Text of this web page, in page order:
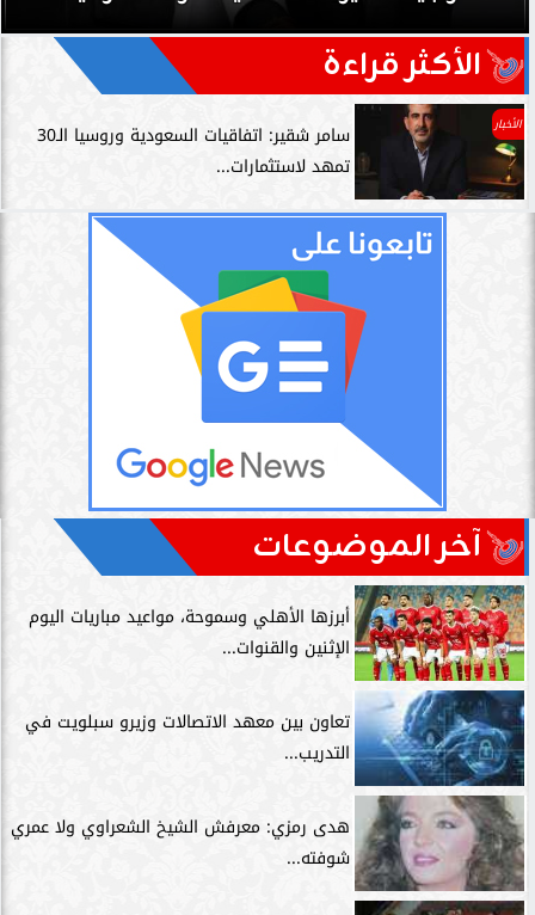
الأكثر قراءة
الأخبار
سامر شقير: اتفاقيات السعودية وروسيا الـ30
تمهد لاستثمارات...
آخر الموضوعات
أبرزها الأهلي وسموحة، مواعيد مباريات اليوم
الإثنين والقنوات...
تعاون بين معهد الاتصالات وزيرو سبلويت في
التدريب...
هدى رمزي: معرفش الشيخ الشعراوي ولا عمري
شوفته...